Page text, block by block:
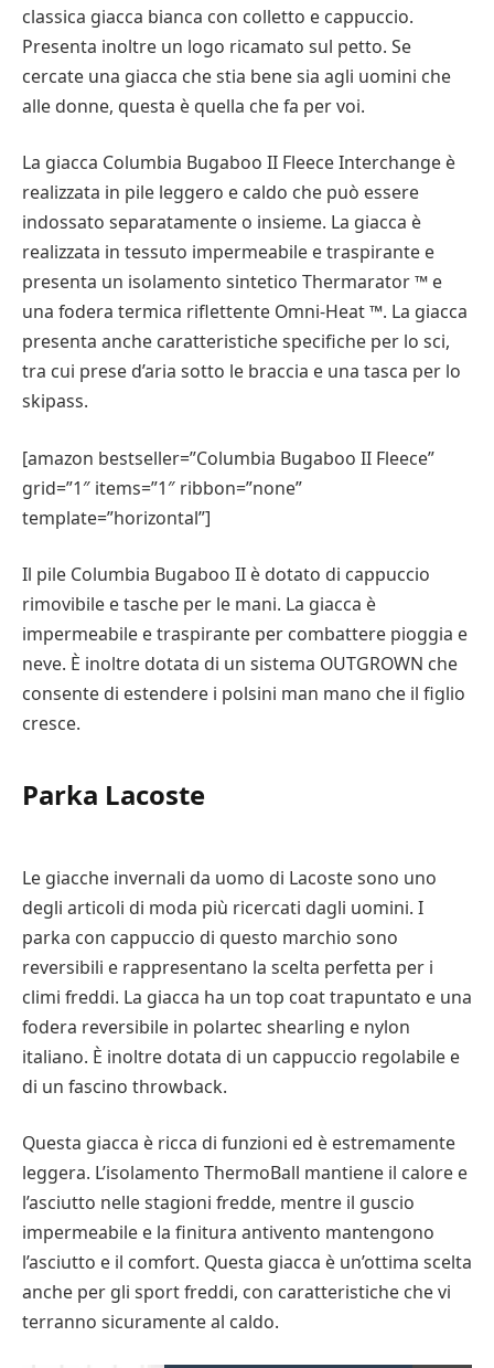
classica giacca bianca con colletto e cappuccio.
Presenta inoltre un logo ricamato sul petto. Se
cercate una giacca che stia bene sia agli uomini che
alle donne, questa è quella che fa per voi.
La giacca Columbia Bugaboo II Fleece Interchange è
realizzata in pile leggero e caldo che può essere
indossato separatamente o insieme. La giacca è
realizzata in tessuto impermeabile e traspirante e
presenta un isolamento sintetico Thermarator ™ e
una fodera termica riflettente Omni-Heat ™. La giacca
presenta anche caratteristiche specifiche per lo sci,
tra cui prese d’aria sotto le braccia e una tasca per lo
skipass.
[amazon bestseller=”Columbia Bugaboo II Fleece”
grid=”1″ items=”1″ ribbon=”none”
template=”horizontal”]
Il pile Columbia Bugaboo II è dotato di cappuccio
rimovibile e tasche per le mani. La giacca è
impermeabile e traspirante per combattere pioggia e
neve. È inoltre dotata di un sistema OUTGROWN che
consente di estendere i polsini man mano che il figlio
cresce.
Parka Lacoste
Le giacche invernali da uomo di Lacoste sono uno
degli articoli di moda più ricercati dagli uomini. I
parka con cappuccio di questo marchio sono
reversibili e rappresentano la scelta perfetta per i
climi freddi. La giacca ha un top coat trapuntato e una
fodera reversibile in polartec shearling e nylon
italiano. È inoltre dotata di un cappuccio regolabile e
di un fascino throwback.
Questa giacca è ricca di funzioni ed è estremamente
leggera. L’isolamento ThermoBall mantiene il calore e
l’asciutto nelle stagioni fredde, mentre il guscio
impermeabile e la finitura antivento mantengono
l’asciutto e il comfort. Questa giacca è un’ottima scelta
anche per gli sport freddi, con caratteristiche che vi
terranno sicuramente al caldo.